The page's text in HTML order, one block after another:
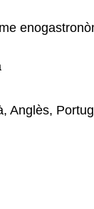
Anglès,